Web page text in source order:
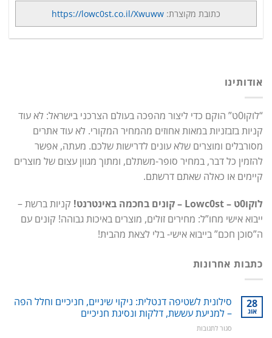
כתובת מקוצרת: https://lowc0st.co.il/Xwuww
אודותינו
“לוקו0ט” הוקם כדי ליצור מהפכה בעולם הצרכני בישראל: לא עוד
קניות בזבזניות במאות אחוזים מהמחיר המקורי. לא עוד אתרים
מסורבלים ומוצרים שלא עונים לדרישות שלכם. מעתה, אפשר
להזמין כל דבר, במחיר סופר-משתלם, ומתוך מגוון עצום של מוצרים
קיימים או כאלה שאתם דרשתם.
לוקו0ט – Lowc0st – קונים בחכמה באינטרנט!
קניות ברשת –
ייבוא אישי מחו”ל: מחירים זולים, מוצרים באיכות גבוהה! קונים עם
ה”סוכן חכם” בייבוא אישי- בלי לצאת מהבית!
כתבות אחרונות
28
אוג
סילונית לשטיפה דנטלית: ניקוי שיניים, חניכיים וחלל הפה
– למניעת עששת, דלקות ונסיגת חניכיים
סגור לתגובותעל